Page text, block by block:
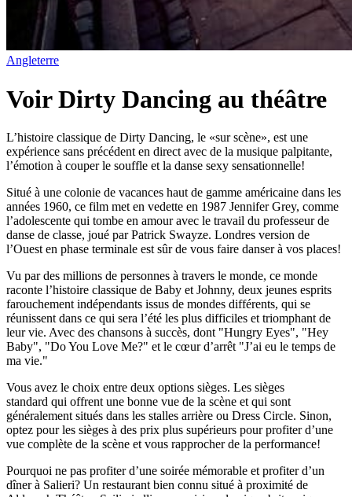
Angleterre
Voir Dirty Dancing au théâtre
L’histoire classique de Dirty Dancing, le «sur scène», est une
expérience sans précédent en direct avec de la musique palpitante,
l’émotion à couper le souffle et la danse sexy sensationnelle!
Situé à une colonie de vacances haut de gamme américaine dans les
années 1960, ce film met en vedette en 1987 Jennifer Grey, comme
l’adolescente qui tombe en amour avec le travail du professeur de
danse de classe, joué par Patrick Swayze. Londres version de
l’Ouest en phase terminale est sûr de vous faire danser à vos places!
Vu par des millions de personnes à travers le monde, ce monde
raconte l’histoire classique de Baby et Johnny, deux jeunes esprits
farouchement indépendants issus de mondes différents, qui se
réunissent dans ce qui sera l’été les plus difficiles et triomphant de
leur vie. Avec des chansons à succès, dont "Hungry Eyes", "Hey
Baby", "Do You Love Me?" et le cœur d’arrêt "J’ai eu le temps de
ma vie."
Vous avez le choix entre deux options sièges. Les sièges
standard qui offrent une bonne vue de la scène et qui sont
généralement situés dans les stalles arrière ou Dress Circle. Sinon,
optez pour les sièges à des prix plus supérieurs pour profiter d’une
vue complète de la scène et vous rapprocher de la performance!
Pourquoi ne pas profiter d’une soirée mémorable et profiter d’un
dîner à Salieri? Un restaurant bien connu situé à proximité de